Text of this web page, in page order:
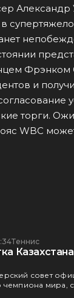
Фрэнком
и
торги.
WBC
Теннис
совет
чемпиона мира,